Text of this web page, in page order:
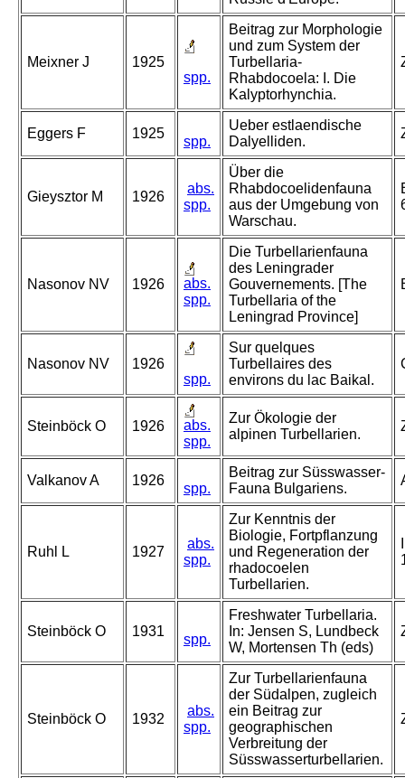
Meixner J
1925
spp.
Beitrag zur Morphologie
und zum System der
Turbellaria-
Rhabdocoela: I. Die
Kalyptorhynchia.
Eggers F 1925
spp.
Ueber estlaendische
Dalyelliden.
Gieysztor M 1926
abs.
spp.
Über die
Rhabdocoelidenfauna
aus der Umgebung von
Warschau.
Nasonov NV 1926
abs.
spp.
Die Turbellarienfauna
des Leningrader
Gouvernements. [The
Turbellaria of the
Leningrad Province]
Nasonov NV
1926
spp.
Sur quelques
Turbellaires des
environs du lac Baikal.
Steinböck O 1926
abs.
spp.
Zur Ökologie der
alpinen Turbellarien.
Valkanov A 1926
spp.
Beitrag zur Süsswasser-
Fauna Bulgariens.
Ruhl L 1927
abs.
spp.
Zur Kenntnis der
Biologie, Fortpflanzung
und Regeneration der
rhadocoelen
Turbellarien.
Steinböck O 1931
spp.
Freshwater Turbellaria.
In: Jensen S, Lundbeck
W, Mortensen Th (eds)
Steinböck O 1932
abs.
spp.
Zur Turbellarienfauna
der Südalpen, zugleich
ein Beitrag zur
geographischen
Verbreitung der
Süsswasserturbellarien.